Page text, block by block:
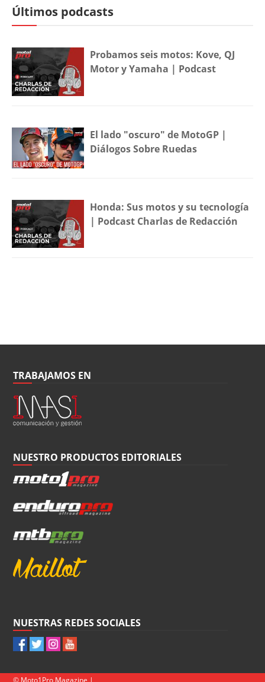
Últimos podcasts
Probamos seis motos: Kove, QJ
Motor y Yamaha | Podcast
El lado "oscuro" de MotoGP |
Diálogos Sobre Ruedas
Honda: Sus motos y su tecnología
| Podcast Charlas de Redacción
TRABAJAMOS EN
NUESTRO PRODUCTOS EDITORIALES
NUESTRAS REDES SOCIALES
© Moto1Pro Magazine |